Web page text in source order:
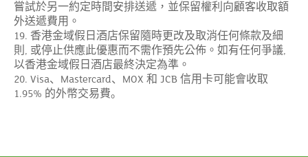
嘗試於另一約定時間安排送遞，並保留權利向顧客收取額
外送遞費用。
19. 香港金域假日酒店保留隨時更改及取消任何條款及細
則 , 或停止供應此優惠而不需作預先公佈。如有任何爭議,
以香港金域假日酒店最終決定為準。
20. Visa、 Mastercard、 MOX 和 JCB 信用卡可能會收取
1.95% 的外幣交易費。